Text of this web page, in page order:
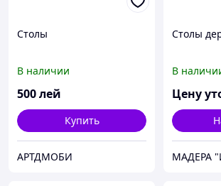
Столы
В наличии
500лей
Купить
АРТДМОБИ
Столы
В
Цену
МАДЕРА